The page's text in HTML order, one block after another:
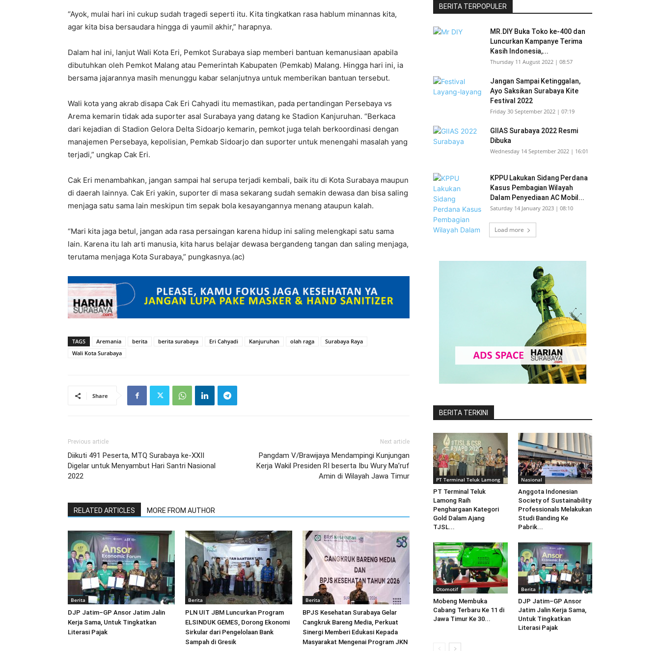
“Ayok, mulai hari ini cukup sudah tragedi seperti itu. Kita tingkatkan rasa hablum minannas kita,
agar kita bisa bersaudara hingga di yaumil akhir,” harapnya.
Dalam hal ini, lanjut Wali Kota Eri, Pemkot Surabaya siap memberi bantuan kemanusiaan apabila
dibutuhkan oleh Pemkot Malang atau Pemerintah Kabupaten (Pemkab) Malang. Hingga hari ini, ia
bersama jajarannya masih menunggu kabar selanjutnya untuk memberikan bantuan tersebut.
Wali kota yang akrab disapa Cak Eri Cahyadi itu memastikan, pada pertandingan Persebaya vs
Arema kemarin tidak ada suporter asal Surabaya yang datang ke Stadion Kanjuruhan. “Berkaca
dari kejadian di Stadion Gelora Delta Sidoarjo kemarin, pemkot juga telah berkoordinasi dengan
manajemen Persebaya, kepolisian, Pemkab Sidoarjo dan suporter untuk menengahi masalah yang
terjadi,” ungkap Cak Eri.
Cak Eri menambahkan, jangan sampai hal serupa terjadi kembali, baik itu di Kota Surabaya maupun
di daerah lainnya. Cak Eri yakin, suporter di masa sekarang sudah semakin dewasa dan bisa saling
menjaga satu sama lain meskipun tim sepak bola kesayangannya menang ataupun kalah.
“Mari kita jaga betul, jangan ada rasa persaingan karena hidup ini saling melengkapi satu sama
lain. Karena itu lah arti manusia, kita harus belajar dewasa bergandeng tangan dan saling menjaga,
terutama menjaga Kota Surabaya,” pungkasnya.(ac)
TAGS Aremania berita berita surabaya Eri Cahyadi Kanjuruhan olah raga
Surabaya Raya
Wali Kota Surabaya
Share
Previous article
Diikuti 491 Peserta, MTQ Surabaya ke-XXII
Digelar untuk Menyambut Hari Santri Nasional
2022
Next article
Pangdam V/Brawijaya Mendampingi Kunjungan
Kerja Wakil Presiden RI beserta Ibu Wury Ma’ruf
Amin di Wilayah Jawa Timur
RELATED ARTICLES MORE FROM AUTHOR
Berita
DJP Jatim–GP Ansor Jatim Jalin
Kerja Sama, Untuk Tingkatkan
Literasi Pajak
Berita
PLN UIT JBM Luncurkan Program
ELSINDUK GEMES, Dorong Ekonomi
Sirkular dari Pengelolaan Bank
Sampah di Gresik
Berita
BPJS Kesehatan Surabaya Gelar
Cangkruk Bareng Media, Perkuat
Sinergi Memberi Edukasi Kepada
Masyarakat Mengenai Program JKN
BERITA TERPOPULER
MR.DIY Buka Toko ke-400 dan
Luncurkan Kampanye Terima
Kasih Indonesia,...
Thursday 11 August 2022 | 08:57
Jangan Sampai Ketinggalan,
Ayo Saksikan Surabaya Kite
Festival 2022
Friday 30 September 2022 | 07:19
GIIAS Surabaya 2022 Resmi
Dibuka
Wednesday 14 September 2022 | 16:01
KPPU Lakukan Sidang Perdana
Kasus Pembagian Wilayah
Dalam Penyediaan AC Mobil...
Saturday 14 January 2023 | 08:10
Load more
BERITA TERKINI
PT Terminal Teluk Lamong
PT Terminal Teluk
Lamong Raih
Penghargaan Kategori
Gold Dalam Ajang
TJSL...
Nasional
Anggota Indonesian
Society of Sustainability
Professionals Melakukan
Studi Banding Ke
Pabrik...
Otomotif
Mobeng Membuka
Cabang Terbaru Ke 11 di
Jawa Timur Ke 30...
Berita
DJP Jatim–GP Ansor
Jatim Jalin Kerja Sama,
Untuk Tingkatkan
Literasi Pajak